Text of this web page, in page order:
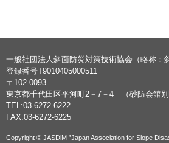
一般社団法人斜面防災対策技術協会（略称：
登録番号T9010405000511
〒102-0093
東京都千代田区平河町2－7－4 （砂防会館別
TEL:03-6272-6222
FAX:03-6272-6225
Copyright © JASDiM ”Japan Association for Slope